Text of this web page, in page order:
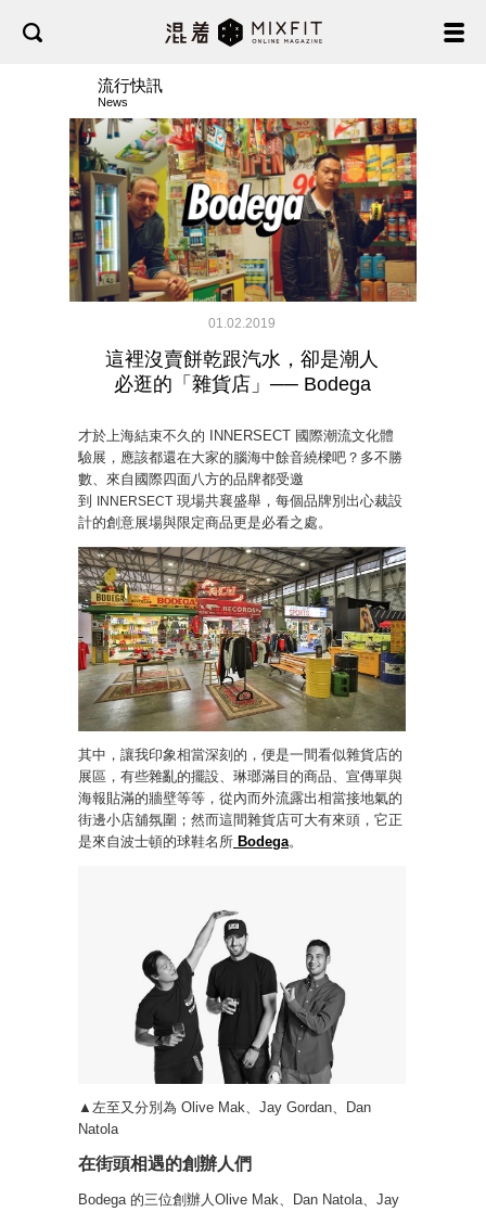
流行快訊
News
01.02.2019
這裡沒賣餅乾跟汽水，卻是潮人
必逛的「雜貨店」── Bodega
才於上海結束不久的 INNERSECT 國際潮流文化體
驗展，應該都還在大家的腦海中餘音繞樑吧？多不勝
數、來自國際四面八方的品牌都受邀
到
INNERSECT 現場共襄盛舉，每個品牌別出心裁設
計的創意展場與限定商品更是必看之處。
其中，讓我印象相當深刻的，便是一間看似雜貨店的
展區，有些雜亂的擺設、琳瑯滿目的商品、宣傳單與
海報貼滿的牆壁等等，從內而外流露出相當接地氣的
街邊小店舖氛圍；然而這間雜貨店可大有來頭，它正
是來自波士頓的球鞋名所 Bodega。
▲左至又分別為 Olive Mak、Jay Gordan、Dan
Natola
在街頭相遇的創辦人們
Bodega 的三位創辦人Olive Mak、Dan Natola、Jay